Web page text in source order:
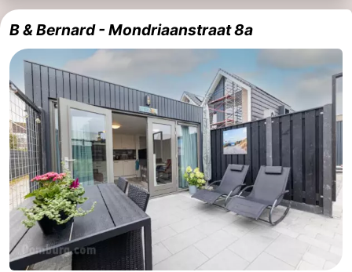
B & Bernard - Mondriaanstraat 8a